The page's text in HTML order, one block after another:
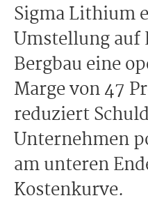
Sigma Lithium
Umstellung auf
Bergbau eine
Marge von 47
reduziert
Unternehmen
am unteren
Kostenkurve.